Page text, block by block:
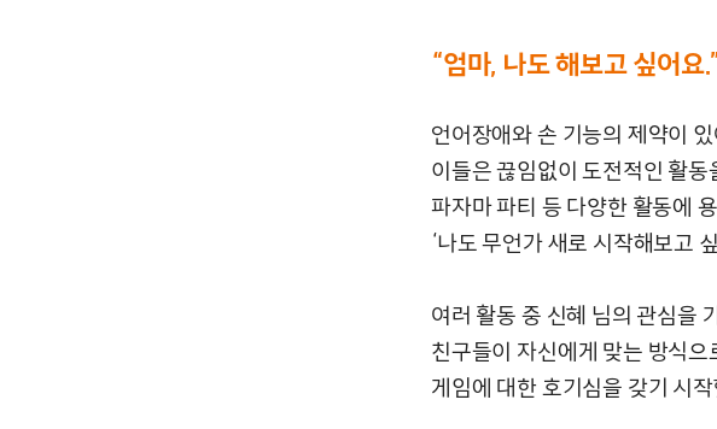
“엄마, 나도 해보고 싶어요
언어장애와 손 기능의 제약이
이들은 끊임없이 도전적인 활
파자마 파티 등 다양한 활동에
‘나도 무언가 새로 시작해보고
여러 활동 중 신혜 님의 관심을
친구들이 자신에게 맞는 방식
게임에 대한 호기심을 갖기 시